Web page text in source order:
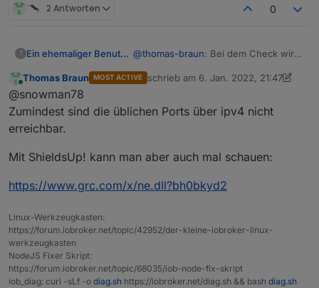
2 Antworten 0
? Ein ehemaliger Benutzer @thomas-braun: Bei dem Check wird
Thomas Braun MOST ACTIVE schrieb am 6. Jan. 2022, 21:47
zuletzt editiert von Thomas Braun
@snowman78
Zumindest sind die üblichen Ports über ipv4 nicht
erreichbar.
Mit ShieldsUp! kann man aber auch mal schauen:
https://www.grc.com/x/ne.dll?bh0bkyd2
Linux-Werkzeugkasten:
https://forum.iobroker.net/topic/42952/der-kleine-iobroker-linux-
werkzeugkasten
NodeJS Fixer Skript:
https://forum.iobroker.net/topic/68035/iob-node-fix-skript
iob_diag: curl -sLf -o diag.sh https://iobroker.net/diag.sh && bash diag.sh